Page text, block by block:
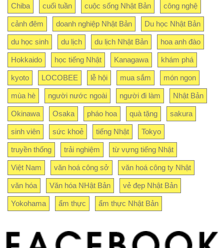
Chiba cuối tuần cuộc sống Nhật Bản công nghệ
cảnh đêm doanh nghiệp Nhật Bản Du học Nhật Bản
du học sinh du lịch du lịch Nhật Bản hoa anh đào
Hokkaido học tiếng Nhật Kanagawa khám phá
kyoto LOCOBEE lễ hội mua sắm món ngon
mùa hè người nước ngoài người đi làm Nhật Bản
Okinawa Osaka pháo hoa quà tặng sakura
sinh viên sức khoẻ tiếng Nhật Tokyo
truyền thống trải nghiệm từ vựng tiếng Nhật
Việt Nam văn hoá công sở văn hoá công ty Nhật
văn hóa Văn hóa NHật Bản vẻ đẹp Nhật Bản
Yokohama ẩm thực ẩm thực Nhật Bản